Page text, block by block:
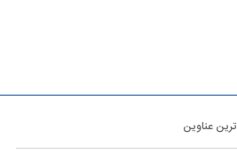
عناوین